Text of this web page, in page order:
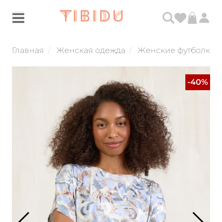
Главная Женская одежда Женские футболки
-40%